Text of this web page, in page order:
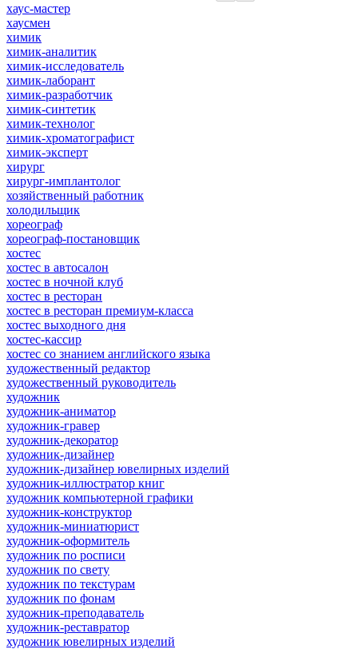
хаус-мастер
хаусмен
химик
химик-аналитик
химик-исследователь
химик-лаборант
химик-разработчик
химик-синтетик
химик-технолог
химик-хроматографист
химик-эксперт
хирург
хирург-имплантолог
хозяйственный работник
холодильщик
хореограф
хореограф-постановщик
хостес
хостес в автосалон
хостес в ночной клуб
хостес в ресторан
хостес в ресторан премиум-класса
хостес выходного дня
хостес-кассир
хостес со знанием английского языка
художественный редактор
художественный руководитель
художник
художник-аниматор
художник-гравер
художник-декоратор
художник-дизайнер
художник-дизайнер ювелирных изделий
художник-иллюстратор книг
художник компьютерной графики
художник-конструктор
художник-миниатюрист
художник-оформитель
художник по росписи
художник по свету
художник по текстурам
художник по фонам
художник-преподаватель
художник-реставратор
художник ювелирных изделий